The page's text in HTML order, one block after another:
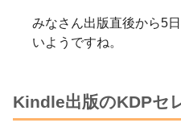
みなさん出版直後から5
いようですね。
Kindle出版のKDPセ